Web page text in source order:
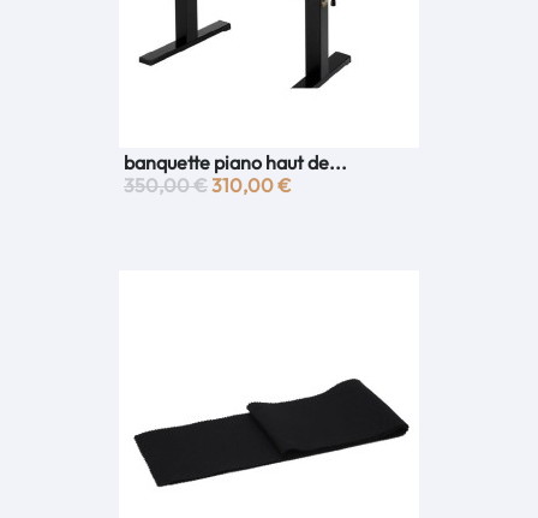
banquette piano haut de...
350,00 €310,00 €